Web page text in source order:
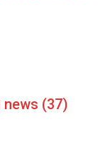
(37)